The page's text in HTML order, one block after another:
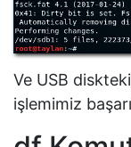
Ve USB
işlemimiz